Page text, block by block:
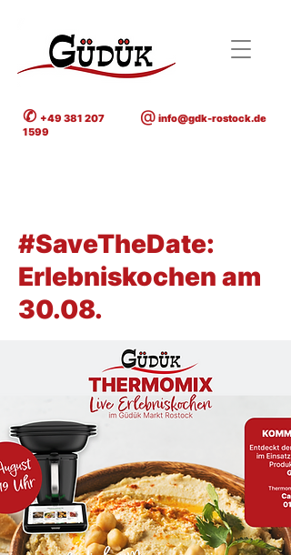
✆ +49 381 207
1599
@ info@gdk-rostock.de
#SaveTheDate:
Erlebniskochen am
30.08.